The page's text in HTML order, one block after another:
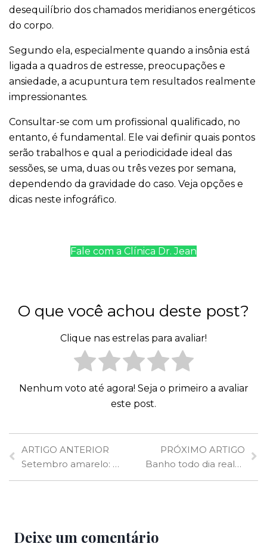
desequilíbrio dos chamados meridianos energéticos
do corpo.
Segundo ela, especialmente quando a insônia está
ligada a quadros de estresse, preocupações e
ansiedade, a acupuntura tem resultados realmente
impressionantes.
Consultar-se com um profissional qualificado, no
entanto, é fundamental. Ele vai definir quais pontos
serão trabalhos e qual a periodicidade ideal das
sessões, se uma, duas ou três vezes por semana,
dependendo da gravidade do caso. Veja opções e
dicas neste infográfico.
Fale com a Clínica Dr. Jean
O que você achou deste post?
Clique nas estrelas para avaliar!
Nenhum voto até agora! Seja o primeiro a avaliar
este post.
ARTIGO ANTERIOR
Setembro amarelo: cientistas alertam para uso excessivo de benzodiazepínicos para dormir
PRÓXIMO ARTIGO
Banho todo dia realmente é necessário? Celebridades dizem que não, mas médicos…
Deixe um comentário